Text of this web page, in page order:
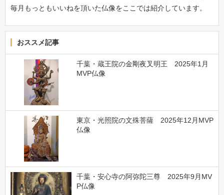
毎月もっともいいねを頂いた仏像をここでは紹介しています。
おススメ記事
千葉・蔵王院の金剛夜叉明王 2025年1月
MVP仏像
東京・光照院の文殊菩薩 2025年12月MVP
仏像
千葉・安心寺の阿弥陀三尊 2025年9月MV
P仏像